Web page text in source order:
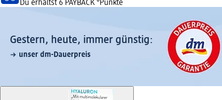
Du erhältst 6 PAYBACK °Punkte
Gestern, heute, immer günstig:
unser dm-Dauerpreis